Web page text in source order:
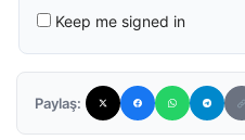
Keep me signed in
Paylaş: